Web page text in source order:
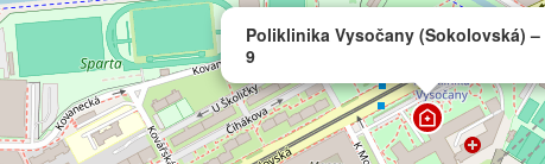
Poliklinika Vysočany (Sokolovská) –
9